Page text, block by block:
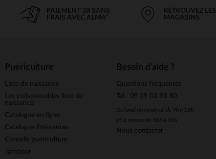
PAIEMENT 3X SANS
FRAIS AVEC ALMA*
RETROUVEZ LES
MAGASINS
Puériculture
Liste de naissance
Les indispensables liste de
naissance
Catalogue en ligne
Catalogue Prémaman
Conseils puériculture
Tamboor
Besoin d'aide ?
Questions fréquentes
Tel : 09 39 03 93 80
Du lundi au vendredi de 9h à 18h
et le samedi de 10h à 18h
Nous contacter